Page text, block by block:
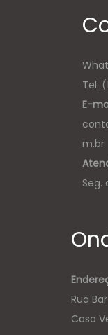
Tel:
E-
m.br
Seg.
Rua
Casa